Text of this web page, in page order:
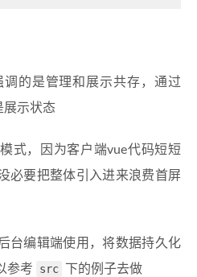
调的是管理和展示共存，通过
展示状态
式，因为客户端vue代码短短
必要把整体引入进来浪费首屏
台编辑端使用，将数据持久化
参考
src 下的例子去做